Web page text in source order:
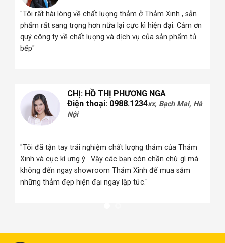
"Tôi rất hài lòng về chất lượng thảm ở Thảm Xinh , sản
phẩm rất sang trọng hơn nữa lại cực kì hiện đại. Cảm ơn
quý công ty về chất lượng và dịch vụ của sản phẩm tủ
bếp"
CHỊ: HỒ THỊ PHƯƠNG NGA
Điện thoại: 0988.1234xx, Bạch Mai, Hà
Nội
"Tôi đã tận tay trải nghiệm chất lượng thảm của Thảm
Xinh và cực kì ưng ý . Vậy các bạn còn chần chừ gì mà
không đến ngay showroom Thảm Xinh để mua sắm
những thảm đẹp hiện đại ngay lập tức."